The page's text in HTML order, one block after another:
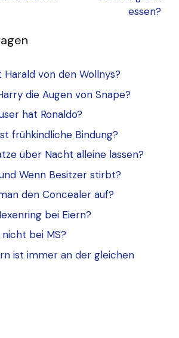
essen?
Harald von den Wollnys?
die Augen von Snape?
hat Ronaldo?
frühkindliche Bindung?
über Nacht alleine lassen?
Wenn Besitzer stirbt?
den Concealer auf?
bei Eiern?
bei MS?
ist immer an der gleichen